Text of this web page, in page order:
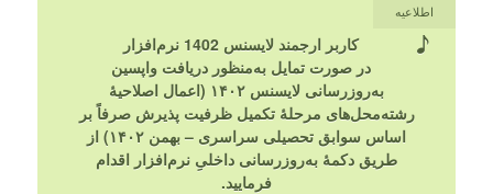
اطلاعیه
کاربر ارجمند لایسنس 1402 نرم‌افزار
در صورت تمایل به‌منظور دریافت واپسین
به‌روزرسانی لایسنس ۱۴۰۲ (اعمال اصلاحیۀ
رشته‌محل‌های مرحلۀ تکمیل ظرفیت پذیرش صرفاً بر
اساس سوابق تحصیلی سراسری – بهمن ۱۴۰۲) از
طریق دکمۀ به‌روزرسانی داخلیِ نرم‌افزار اقدام
فرمایید.